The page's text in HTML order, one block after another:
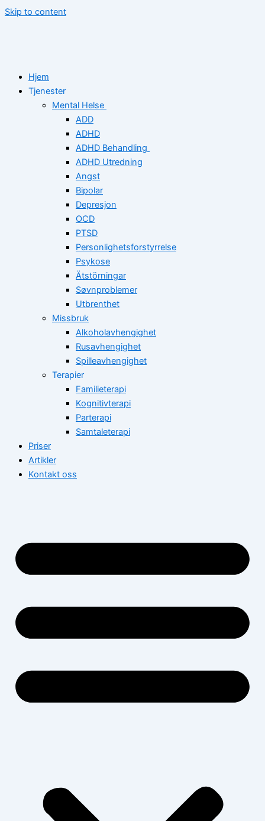
Skip to content
Hjem
Tjenester
Mental Helse
ADD
ADHD
ADHD Behandling
ADHD Utredning
Angst
Bipolar
Depresjon
OCD
PTSD
Personlighetsforstyrrelse
Psykose
Ätstörningar
Søvnproblemer
Utbrenthet
Missbruk
Alkoholavhengighet
Rusavhengighet
Spilleavhengighet
Terapier
Familieterapi
Kognitivterapi
Parterapi
Samtaleterapi
Priser
Artikler
Kontakt oss